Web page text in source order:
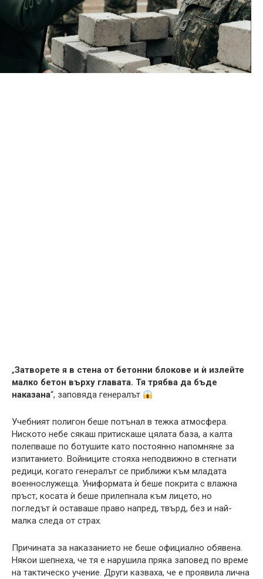
„Затворете я в стена от бетонни блокове и ѝ излейте
малко бетон върху главата. Тя трябва да бъде
наказана“, заповяда генералът
Учебният полигон беше потънал в тежка атмосфера.
Ниското небе сякаш притискаше цялата база, а калта
полепваше по ботушите като постоянно напомняне за
изпитанието. Войниците стояха неподвижно в стегнати
редици, когато генералът се приближи към младата
военнослужеща. Униформата ѝ беше покрита с влажна
пръст, косата ѝ беше прилепнала към лицето, но
погледът ѝ оставаше право напред, твърд, без и най-
малка следа от страх.
Причината за наказанието не беше официално обявена.
Някои шепнеха, че тя е нарушила пряка заповед по време
на тактическо учение. Други казваха, че е проявила лична